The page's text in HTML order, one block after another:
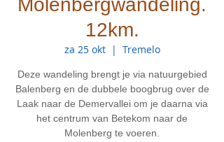
Molenbergwandeling.
12km.
za 25 okt
  |
Tremelo
Deze wandeling brengt je via natuurgebied
Balenberg en de dubbele boogbrug over de
Laak naar de Demervallei om je daarna via
het centrum van Betekom naar de
Molenberg te voeren.